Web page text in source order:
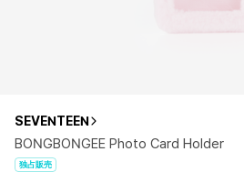
SEVENTEEN
BONGBONGEE Photo Card Holder
独占販売